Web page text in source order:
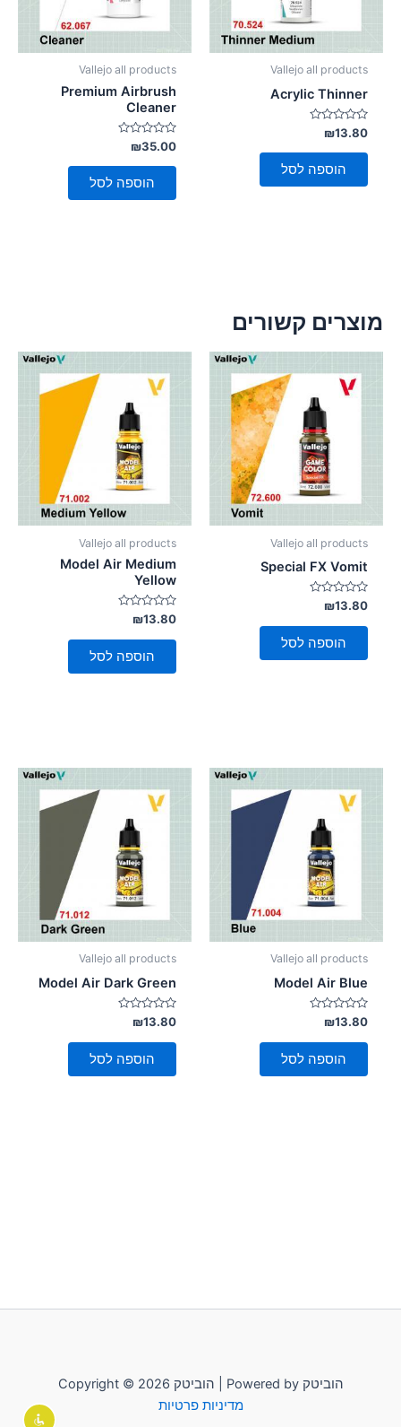
Vallejo all products
Acrylic Thinner
דורג
0
מתוך
₪13.80
הוספה לסל
Vallejo all products
Premium Airbrush
Cleaner
דורג
0
מתוך
₪35.00
הוספה לסל
מוצרים קשורים
Vallejo all products
Special FX Vomit
דורג
0
מתוך
₪13.80
הוספה לסל
Vallejo all products
Model Air Medium
Yellow
דורג
0
מתוך
₪13.80
הוספה לסל
Vallejo all products
Model Air Blue
דורג
0
מתוך
₪13.80
הוספה לסל
Vallejo all products
Model Air Dark Green
דורג
0
מתוך
₪13.80
הוספה לסל
Copyright © 2026 הוביטק | Powered by הוביטק
מדיניות פרטיות